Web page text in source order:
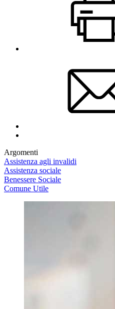
Argomenti
Assistenza agli invalidi
Assistenza sociale
Benessere Sociale
Comune Utile